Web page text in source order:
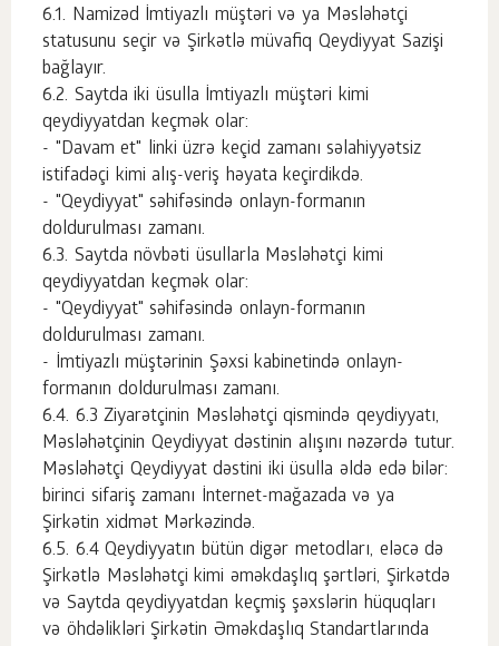
Namizəd İmtiyazlı müştəri və ya Məsləhətçi
statusunu seçir və Şirkətlə müvafiq Qeydiyyat Sazişi
bağlayır.
Saytda iki üsulla İmtiyazlı müştəri kimi
qeydiyyatdan keçmək olar:
- "Davam et" linki üzrə keçid zamanı səlahiyyətsiz
istifadəçi kimi alış-veriş həyata keçirdikdə.
- "Qeydiyyat" səhifəsində onlayn-formanın
doldurulması zamanı.
Saytda növbəti üsullarla Məsləhətçi kimi
qeydiyyatdan keçmək olar:
- "Qeydiyyat" səhifəsində onlayn-formanın
doldurulması zamanı.
- İmtiyazlı müştərinin Şəxsi kabinetində onlayn-
formanın doldurulması zamanı.
6.3 Ziyarətçinin Məsləhətçi qismində qeydiyyatı,
Məsləhətçinin Qeydiyyat dəstinin alışını nəzərdə tutur.
Məsləhətçi Qeydiyyat dəstini iki üsulla əldə edə bilər:
birinci sifariş zamanı İnternet-mağazada və ya
Şirkətin xidmət Mərkəzində.
6.4 Qeydiyyatın bütün digər metodları, eləcə də
Şirkətlə Məsləhətçi kimi əməkdaşlıq şərtləri, Şirkətdə
və Saytda qeydiyyatdan keçmiş şəxslərin hüquqları
və öhdəlikləri Şirkətin Əməkdaşlıq Standartlarında